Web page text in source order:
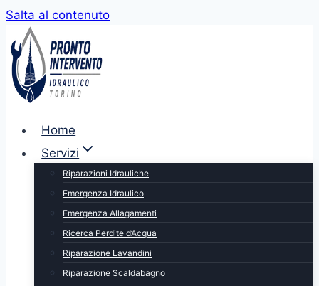
Salta al contenuto
Home
Servizi
Riparazioni Idrauliche
Emergenza Idraulico
Emergenza Allagamenti
Ricerca Perdite d’Acqua
Riparazione Lavandini
Riparazione Scaldabagno